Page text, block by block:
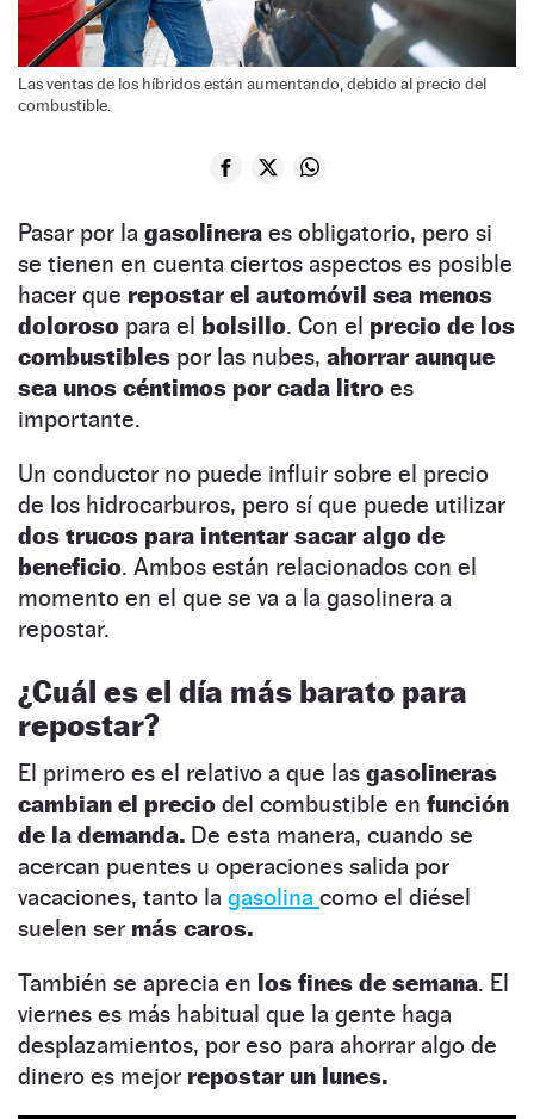
Las ventas de los híbridos están aumentando, debido al precio del
combustible.
Pasar por la gasolinera es obligatorio, pero si
se tienen en cuenta ciertos aspectos es posible
hacer que repostar el automóvil sea menos
doloroso para el bolsillo. Con el precio de los
combustibles por las nubes, ahorrar aunque
sea unos céntimos por cada litro es
importante.
Un conductor no puede influir sobre el precio
de los hidrocarburos, pero sí que puede utilizar
dos trucos para intentar sacar algo de
beneficio. Ambos están relacionados con el
momento en el que se va a la gasolinera a
repostar.
¿Cuál es el día más barato para
repostar?
El primero es el relativo a que las gasolineras
cambian el precio del combustible en función
de la demanda. De esta manera, cuando se
acercan puentes u operaciones salida por
vacaciones, tanto la gasolina como el diésel
suelen ser más caros.
También se aprecia en los fines de semana. El
viernes es más habitual que la gente haga
desplazamientos, por eso para ahorrar algo de
dinero es mejor repostar un lunes.